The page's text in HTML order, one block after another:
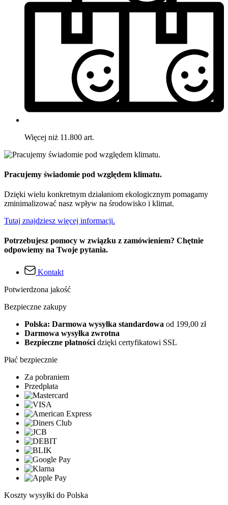
Więcej niż 11.800 art.
Pracujemy świadomie pod względem klimatu.
Dzięki wielu konkretnym działaniom ekologicznym pomagamy
zminimalizować nasz wpływ na środowisko i klimat.
Tutaj znajdziesz więcej informacji.
Potrzebujesz pomocy w związku z zamówieniem? Chętnie
odpowiemy na Twoje pytania.
Kontakt
Potwierdzona jakość
Bezpieczne zakupy
Polska: Darmowa wysyłka standardowa od 199,00 zł
Darmowa wysyłka zwrotna
Bezpieczne płatności dzięki certyfikatowi SSL
Płać bezpiecznie
Za pobraniem
Przedpłata
Koszty wysyłki do Polska